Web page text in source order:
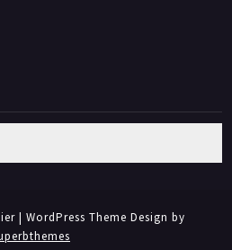
| WordPress Theme Design by